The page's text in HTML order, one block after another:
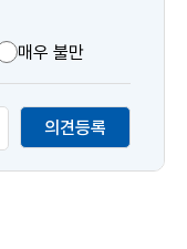
매우 불만
의견등록